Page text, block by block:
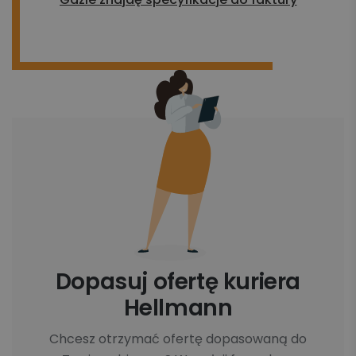
Dopasuj ofertę kuriera
Hellmann
Chcesz otrzymać ofertę dopasowaną do